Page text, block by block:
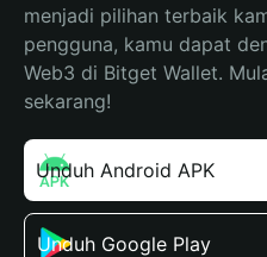
menjadi pilihan terbaik
pengguna, kamu dapat
Web3 di Bitget Wallet.
sekarang!
Unduh Android APK
Unduh Google Play